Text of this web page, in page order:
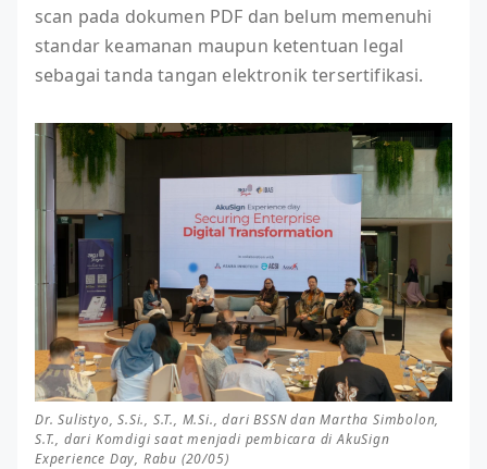
scan pada dokumen PDF dan belum memenuhi
standar keamanan maupun ketentuan legal
sebagai tanda tangan elektronik tersertifikasi.
Dr. Sulistyo, S.Si., S.T., M.Si., dari BSSN dan Martha Simbolon,
S.T., dari Komdigi saat menjadi pembicara di AkuSign
Experience Day, Rabu (20/05)